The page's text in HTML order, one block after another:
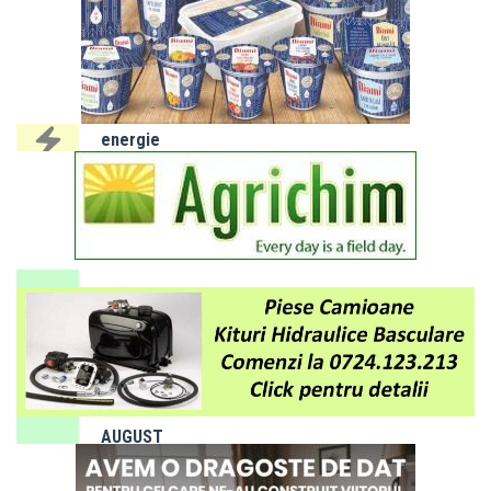
IALOMIȚA:
Întreruperi
programate
energie
electrică 3
- 7 august
2026
SLOBOZIA:
Program
de gardă
farmacii -
luna
AUGUST